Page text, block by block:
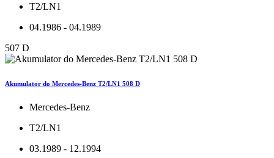
T2/LN1
04.1986 - 04.1989
507 D
Akumulator do Mercedes-Benz T2/LN1 508 D
Mercedes-Benz
T2/LN1
03.1989 - 12.1994